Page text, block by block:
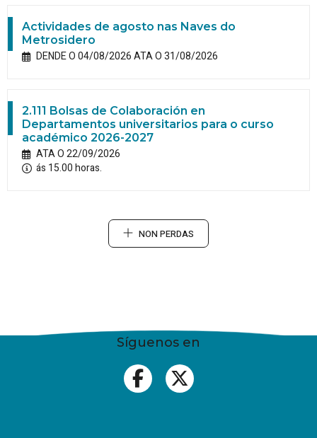
Actividades de agosto nas Naves do
Metrosidero
DENDE O 04/08/2026 ATA O 31/08/2026
2.111 Bolsas de Colaboración en
Departamentos universitarios para o curso
académico 2026-2027
ATA O 22/09/2026
ás 15.00 horas.
NON PERDAS
Síguenos en